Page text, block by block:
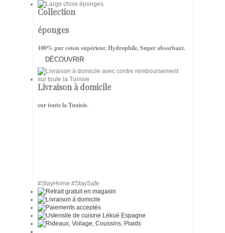
Collection
éponges
100% pur coton supérieur, Hydrophile, Super absorbant.
DÉCOUVRIR
Livraison à domicile
sur toute la Tunisie.
#StayHome #StaySafe